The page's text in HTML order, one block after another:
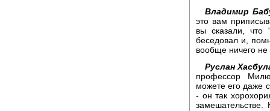
Владимир
это вам
вы сказали, что
беседовал и,
вообще ничего не
Руслан
профессор
можете его даже
- он так